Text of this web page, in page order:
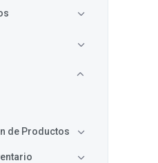
de Productos